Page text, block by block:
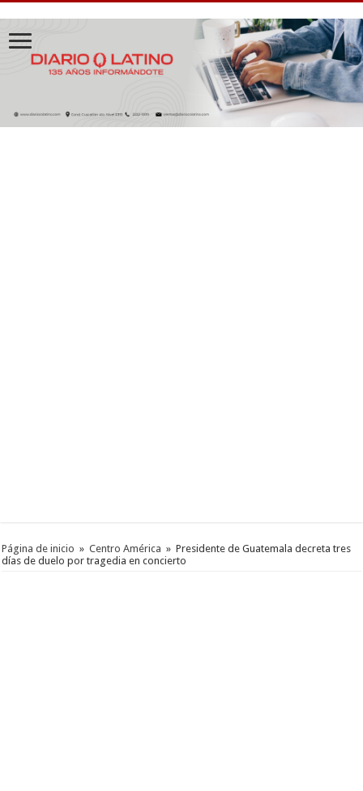
Página de inicio » Centro América » Presidente de Guatemala decreta tres
días de duelo por tragedia en concierto